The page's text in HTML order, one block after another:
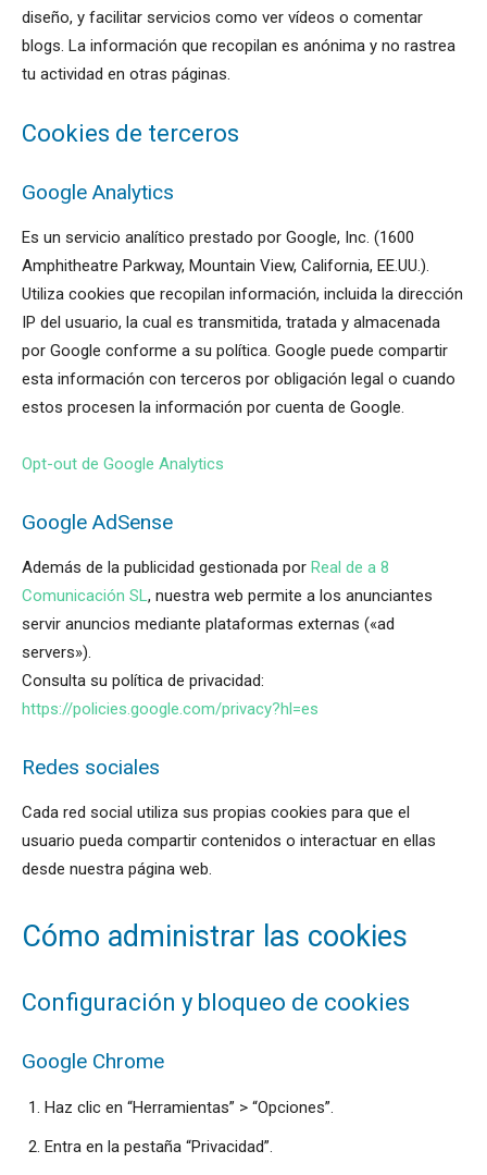
diseño, y facilitar servicios como ver vídeos o comentar
blogs. La información que recopilan es anónima y no rastrea
tu actividad en otras páginas.
Cookies de terceros
Google Analytics
Es un servicio analítico prestado por Google, Inc. (1600
Amphitheatre Parkway, Mountain View, California, EE.UU.).
Utiliza cookies que recopilan información, incluida la dirección
IP del usuario, la cual es transmitida, tratada y almacenada
por Google conforme a su política. Google puede compartir
esta información con terceros por obligación legal o cuando
estos procesen la información por cuenta de Google.
Opt-out de Google Analytics
Google AdSense
Además de la publicidad gestionada por Real de a 8
Comunicación SL, nuestra web permite a los anunciantes
servir anuncios mediante plataformas externas («ad
servers»).
Consulta su política de privacidad:
https://policies.google.com/privacy?hl=es
Redes sociales
Cada red social utiliza sus propias cookies para que el
usuario pueda compartir contenidos o interactuar en ellas
desde nuestra página web.
Cómo administrar las cookies
Configuración y bloqueo de cookies
Google Chrome
Haz clic en “Herramientas” > “Opciones”.
Entra en la pestaña “Privacidad”.